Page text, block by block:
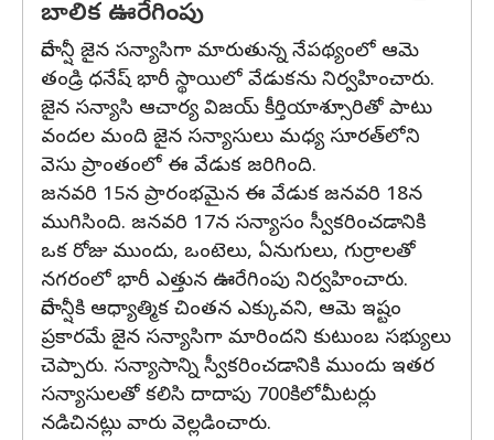
బాలిక ఊరేగింపు
దేవాన్షీ జైన సన్యాసిగా మారుతున్న నేపథ్యంలో ఆమె
తండ్రి ధనేష్ భారీ స్థాయిలో వేడుకను నిర్వహించారు.
జైన సన్యాసి ఆచార్య విజయ్ కీర్తియాశ్సూరితో పాటు
వందల మంది జైన సన్యాసులు మధ్య సూరత్‌లోని
వెసు ప్రాంతంలో ఈ వేడుక జరిగింది.
జనవరి 15న ప్రారంభమైన ఈ వేడుక జనవరి 18న
ముగిసింది. జనవరి 17న సన్యాసం స్వీకరించడానికి
ఒక రోజు ముందు, ఒంటెలు, ఏనుగులు, గుర్రాలతో
నగరంలో భారీ ఎత్తున ఊరేగింపు నిర్వహించారు.
దేవాన్షీకి ఆధ్యాత్మిక చింతన ఎక్కువని, ఆమె ఇష్టం
ప్రకారమే జైన సన్యాసిగా మారిందని కుటుంబ సభ్యులు
చెప్పారు. సన్యాసాన్ని స్వీకరించడానికి ముందు ఇతర
సన్యాసులతో కలిసి దాదాపు 700కిలోమీటర్లు
నడిచినట్లు వారు వెల్లడించారు.